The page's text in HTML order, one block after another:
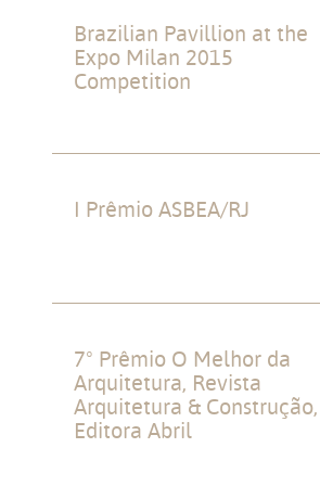
Brazilian Pavillion at the
Expo Milan 2015
Competition
I Prêmio ASBEA/RJ
7º Prêmio O Melhor da
Arquitetura, Revista
Arquitetura & Construção,
Editora Abril